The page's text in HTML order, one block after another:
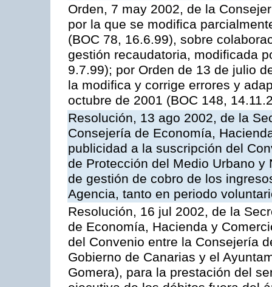
Orden, 7 may 2002, de la
por la que se modifica
(BOC 78, 16.6.99), sobre
gestión recaudatoria, modificada
9.7.99); por Orden de 13 de julio
la modifica y corrige errores y
octubre de 2001 (BOC 148,
Resolución, 13 ago 2002, de la
Consejería de Economía,
publicidad a la suscripción del
de Protección del Medio Urbano
de gestión de cobro de los
Agencia, tanto en periodo
Resolución, 16 jul 2002, de la
de Economía, Hacienda y
del Convenio entre la Consejería
Gobierno de Canarias y el
Gomera), para la prestación del